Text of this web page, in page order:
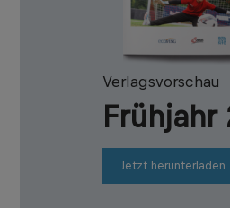
Verlagsvorschau
Jetzt herunterladen